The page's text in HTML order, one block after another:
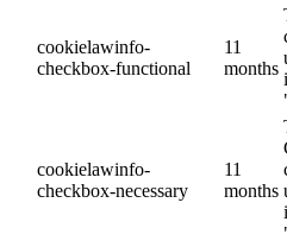
cookielawinfo-
checkbox-functional
11
months
cookielawinfo-
checkbox-necessary
11
months